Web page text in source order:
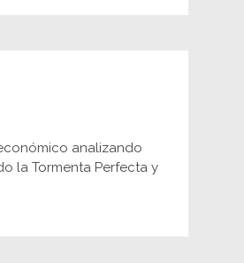
analizando
la Tormenta Perfecta y